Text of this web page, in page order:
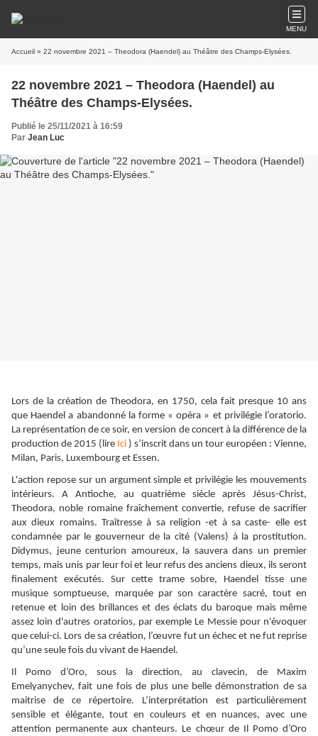
MENU
Accueil » 22 novembre 2021 – Theodora (Haendel) au Théâtre des Champs-Elysées.
22 novembre 2021 – Theodora (Haendel) au
Théâtre des Champs-Elysées.
Publié le 25/11/2021 à 16:59
Par Jean Luc
Lors de la création de Theodora, en 1750, cela fait presque 10 ans
que Haendel a abandonné la forme « opéra » et privilégie l’oratorio.
La représentation de ce soir, en version de concert à la différence de la
production de 2015 (lire Ici ) s’inscrit dans un tour européen : Vienne,
Milan, Paris, Luxembourg et Essen.
L'action repose sur un argument simple et privilégie les mouvements
intérieurs. A Antioche, au quatrième siècle après Jésus-Christ,
Theodora, noble romaine fraîchement convertie, refuse de sacrifier
aux dieux romains. Traîtresse à sa religion -et à sa caste- elle est
condamnée par le gouverneur de la cité (Valens) à la prostitution.
Didymus, jeune centurion amoureux, la sauvera dans un premier
temps, mais unis par leur foi et leur refus des anciens dieux, ils seront
finalement exécutés. Sur cette trame sobre, Haendel tisse une
musique somptueuse, marquée par son caractère sacré, tout en
retenue et loin des brillances et des éclats du baroque mais même
assez loin d'autres oratorios, par exemple Le Messie pour n'évoquer
que celui-ci. Lors de sa création, l’œuvre fut un échec et ne fut reprise
qu’une seule fois du vivant de Haendel.
Il Pomo d’Oro, sous la direction, au clavecin, de Maxim
Emelyanychev, fait une fois de plus une belle démonstration de sa
maitrise de ce répertoire. L’interprétation est particulièrement
sensible et élégante, tout en couleurs et en nuances, avec une
attention permanente aux chanteurs. Le chœur de Il Pomo d’Oro